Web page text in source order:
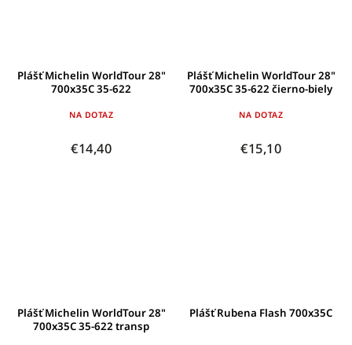
Plášť Michelin WorldTour 28"
700x35C 35-622
NA DOTAZ
€14,40
Plášť Michelin WorldTour 28"
700x35C 35-622 čierno-biely
NA DOTAZ
€15,10
Plášť Michelin WorldTour 28"
700x35C 35-622 transp
Plášť Rubena Flash 700x35C